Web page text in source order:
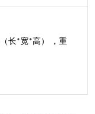
（长*宽*高）
，重